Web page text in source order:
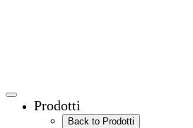
Prodotti
Back to Prodotti